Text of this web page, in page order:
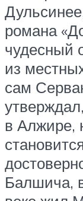
романа
чудесный
из
сам
в Алжире,
Балшича,